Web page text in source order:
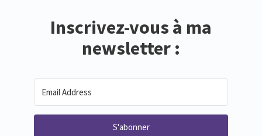
Inscrivez-vous à ma
newsletter :
S'abonner